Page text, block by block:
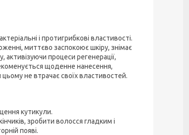
і протигрибкові властивості.
миттєво заспокоює шкіру, знімає
активізуючи процеси регенерації,
щоденне нанесення,
не втрачає своїх властивостей.
кутикули.
зробити волосся гладким і
появі.